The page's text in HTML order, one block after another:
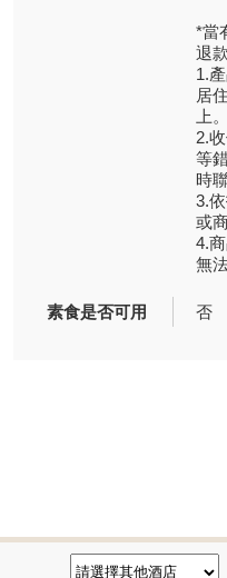
*當
退
1.
居
上。
2.
等
時
3.
或
4.
無
素食是否可用 否